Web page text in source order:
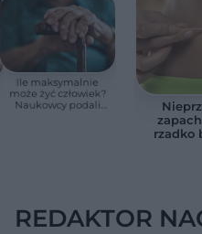
Ile maksymalnie
może żyć człowiek?
Naukowcy podali
rzadko
REDAKTOR